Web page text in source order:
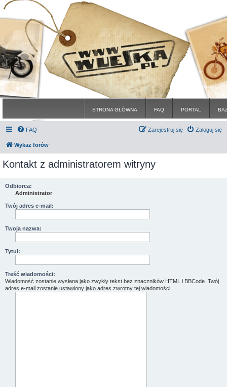
STRONA GŁÓWNA FAQ PORTAL
FAQ Zaloguj się
Zarejestruj się
Wykaz forów
Kontakt z administratorem witryny
Odbiorca:
Administrator
Twój adres e-mail:
Twoja nazwa:
Tytuł:
Treść wiadomości:
Wiadomość zostanie wysłana jako zwykły tekst bez znaczników HTML i BBCode. Twój
adres e-mail zostanie ustawiony jako adres zwrotny tej wiadomości.